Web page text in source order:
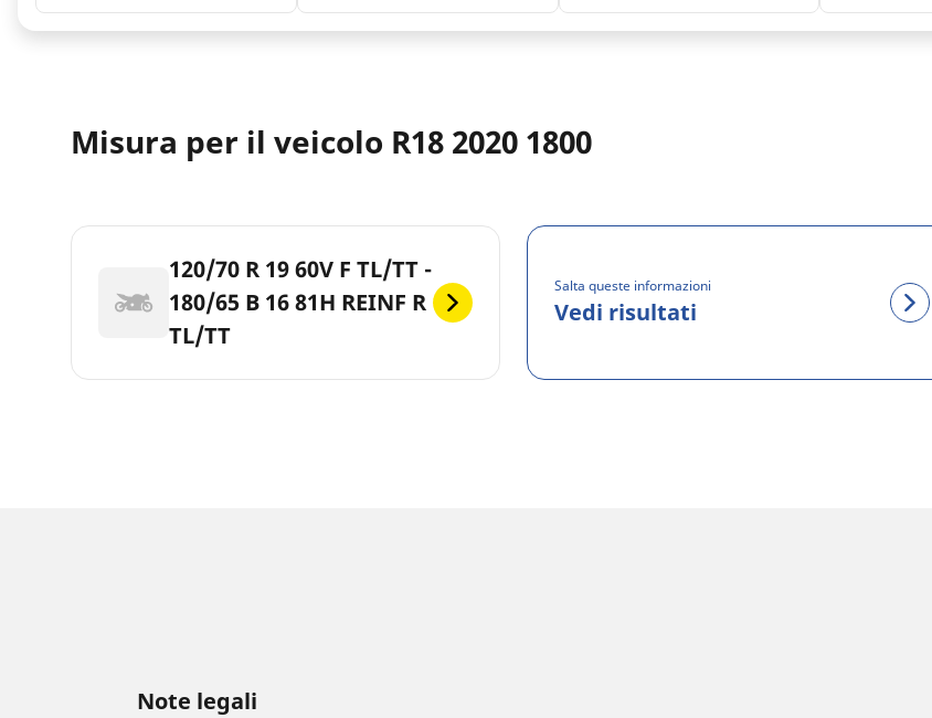
Misura per il veicolo R18 2020 1800
120/70 R 19 60V F TL/TT -
180/65 B 16 81H REINF R
TL/TT
Salta queste informazioni
Vedi risultati
Note legali